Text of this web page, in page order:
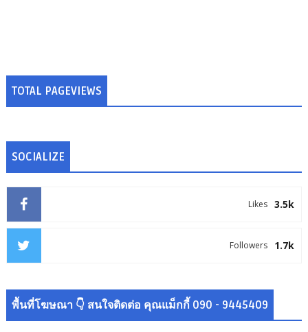
TOTAL PAGEVIEWS
SOCIALIZE
3.5k
Likes
1.7k
Followers
พื้นที่โฆษณา 👇 สนใจติดต่อ คุณแม็กกี้ 090 - 9445409